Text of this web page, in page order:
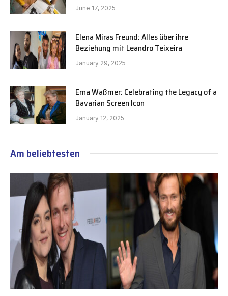
June 17, 2025
Elena Miras Freund: Alles über ihre
Beziehung mit Leandro Teixeira
January 29, 2025
Erna Waßmer: Celebrating the Legacy of a
Bavarian Screen Icon
January 12, 2025
Am beliebtesten